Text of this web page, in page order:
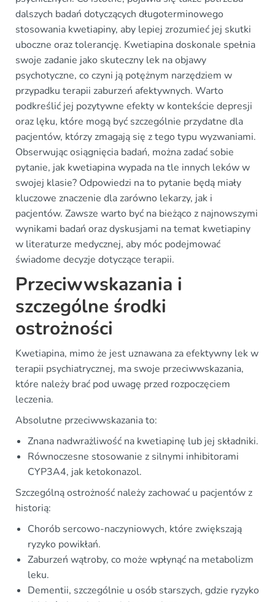
dalszych badań dotyczących długoterminowego
stosowania kwetiapiny, aby lepiej zrozumieć jej skutki
uboczne oraz tolerancję. Kwetiapina doskonale spełnia
swoje zadanie jako skuteczny lek na objawy
psychotyczne, co czyni ją potężnym narzędziem w
przypadku terapii zaburzeń afektywnych. Warto
podkreślić jej pozytywne efekty w kontekście depresji
oraz lęku, które mogą być szczególnie przydatne dla
pacjentów, którzy zmagają się z tego typu wyzwaniami.
Obserwując osiągnięcia badań, można zadać sobie
pytanie, jak kwetiapina wypada na tle innych leków w
swojej klasie? Odpowiedzi na to pytanie będą miały
kluczowe znaczenie dla zarówno lekarzy, jak i
pacjentów. Zawsze warto być na bieżąco z najnowszymi
wynikami badań oraz dyskusjami na temat kwetiapiny
w literaturze medycznej, aby móc podejmować
świadome decyzje dotyczące terapii.
Przeciwwskazania i
szczególne środki
ostrożności
Kwetiapina, mimo że jest uznawana za efektywny lek w
terapii psychiatrycznej, ma swoje przeciwwskazania,
które należy brać pod uwagę przed rozpoczęciem
leczenia.
Absolutne przeciwwskazania to:
Znana nadwrażliwość na kwetiapinę lub jej składniki.
Równoczesne stosowanie z silnymi inhibitorami
CYP3A4, jak ketokonazol.
Szczególną ostrożność należy zachować u pacjentów z
historią:
Chorób sercowo-naczyniowych, które zwiększają
ryzyko powikłań.
Zaburzeń wątroby, co może wpłynąć na metabolizm
leku.
Dementii, szczególnie u osób starszych, gdzie ryzyko